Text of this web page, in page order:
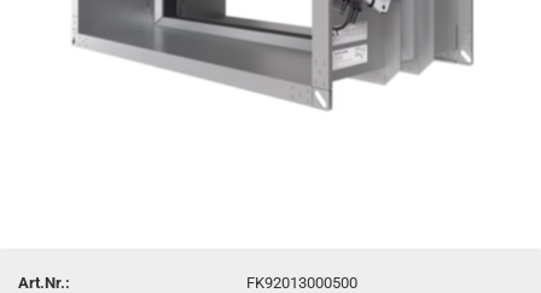
Art.Nr.:
FK92013000500